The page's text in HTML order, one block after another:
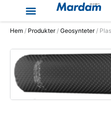
Hem / Produkter/ Geosynteter/